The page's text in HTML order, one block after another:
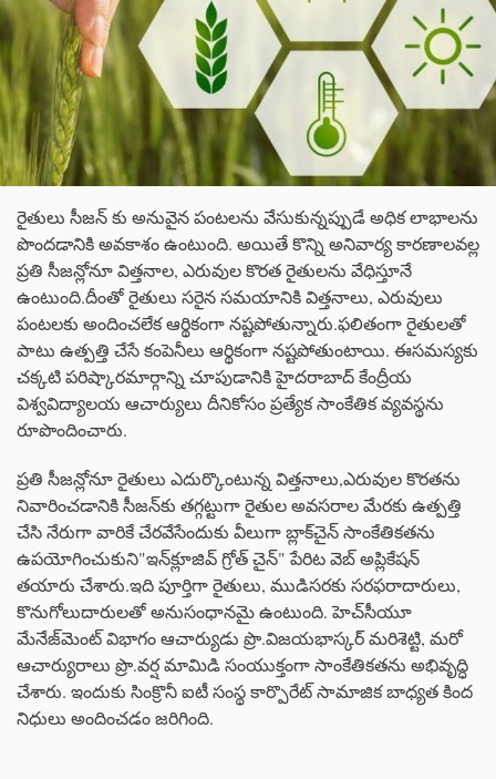
రైతులు సీజన్ కు అనువైన పంటలను వేసుకున్నప్పుడే అధిక లాభాలను
పొందడానికి అవకాశం ఉంటుంది. అయితే కొన్ని అనివార్య కారణాలవల్ల
ప్రతి సీజన్లోనూ విత్తనాల, ఎరువుల కొరత రైతులను వేధిస్తూనే
ఉంటుంది.దీంతో రైతులు సరైన సమయానికి విత్తనాలు, ఎరువులు
పంటలకు అందించలేక ఆర్థికంగా నష్టపోతున్నారు.ఫలితంగా రైతులతో
పాటు ఉత్పత్తి చేసే కంపెనీలు ఆర్థికంగా నష్టపోతుంటాయి. ఈసమస్యకు
చక్కటి పరిష్కారమార్గాన్ని చూపుడానికి హైదరాబాద్‌ కేంద్రీయ
విశ్వవిద్యాలయ ఆచార్యులు దీనికోసం ప్రత్యేక సాంకేతిక వ్యవస్థను
రూపొందించారు.
ప్రతి సీజన్లోనూ రైతులు ఎదుర్కొంటున్న విత్తనాలు,ఎరువుల కొరతను
నివారించడానికి సీజన్‌కు తగ్గట్టుగా రైతుల అవసరాల మేరకు ఉత్పత్తి
చేసి నేరుగా వారికే చేరవేసేందుకు వీలుగా బ్లాక్‌చైన్‌ సాంకేతికతను
ఉపయోగించుకుని"ఇన్‌క్లూజివ్‌ గ్రోత్‌ చైన్‌" పేరిట వెబ్‌ అప్లికేషన్‌
తయారు చేశారు.ఇది పూర్తిగా రైతులు, ముడిసరకు సరఫరాదారులు,
కొనుగోలుదారులతో అనుసంధానమై ఉంటుంది. హెచ్‌సీయూ
మేనేజ్‌మెంట్‌ విభాగం ఆచార్యుడు ప్రొ.విజయభాస్కర్‌ మరిశెట్టి, మరో
ఆచార్యురాలు ప్రొ.వర్ష మామిడి సంయుక్తంగా సాంకేతికతను అభివృద్ధి
చేశారు. ఇందుకు సింక్రొనీ ఐటీ సంస్థ కార్పొరేట్‌ సామాజిక బాధ్యత కింద
నిధులు అందించడం జరిగింది.